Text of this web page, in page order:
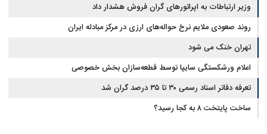
وزیر ارتباطات به اپراتورهای گران فروش هشدار داد
روند صعودی ملایم نرخ حواله‌های ارزی در مرکز مبادله ایران
تهران خنک می شود
اعلام ورشکستگی سایپا توسط قطعه‌سازان بخش خصوصی
تعرفه دفاتر اسناد رسمی ۳۰ تا ۳۵ درصد گران شد
ساخت پایتخت ۸ به کجا رسید؟